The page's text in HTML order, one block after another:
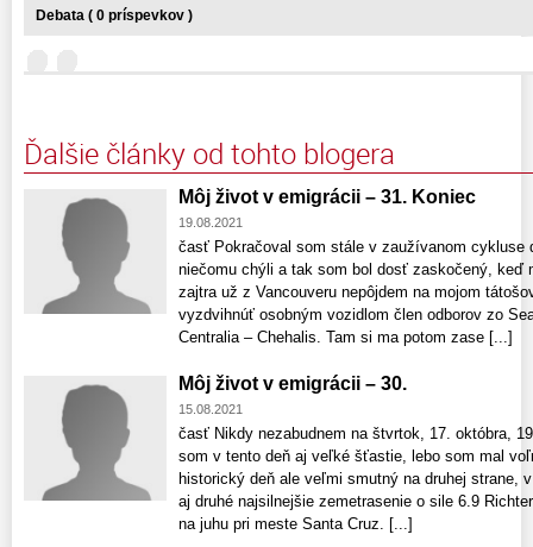
Debata ( 0 príspevkov )
Ďalšie články od tohto blogera
Môj život v emigrácii – 31. Koniec
19.08.2021
časť Pokračoval som stále v zaužívanom cykluse
niečomu chýli a tak som bol dosť zaskočený, keď
zajtra už z Vancouveru nepôjdem na mojom
vyzdvihnúť osobným vozidlom člen odborov zo
Centralia – Chehalis. Tam si ma potom zase [...]
Môj život v emigrácii – 30.
15.08.2021
časť Nikdy nezabudnem na štvrtok, 17. októbra,
som v tento deň aj veľké šťastie, lebo som mal
historický deň ale veľmi smutný na druhej strane,
aj druhé najsilnejšie zemetrasenie o sile 6.9
na juhu pri meste Santa Cruz. [...]